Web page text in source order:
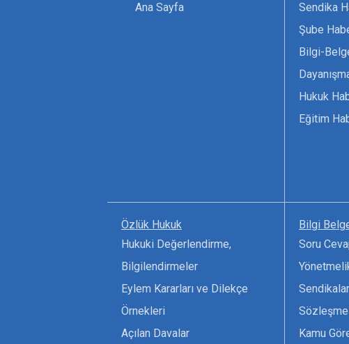
Ana Sayfa
Sendika
Şube
Bilgi-
Hukuk
Eğitim
Özlük Hukuk
Hukuki Değerlendirme,
Bilgilendirmeler
Eylem Kararları ve Dilekçe
Örnekleri
Açılan Davalar
Bilgi
Soru
Kamu